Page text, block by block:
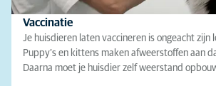
Vaccinatie
Je huisdieren laten vaccineren is ongeacht zijn
Puppy’s en kittens maken afweerstoffen aan
Daarna moet je huisdier zelf weerstand